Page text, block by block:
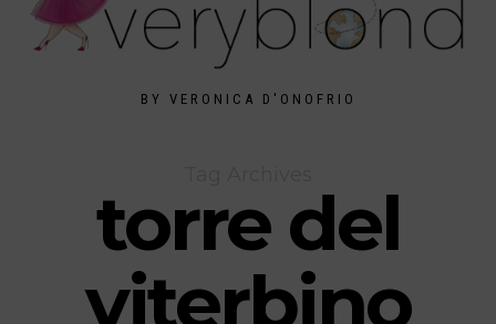
BY VERONICA D'ONOFRIO
torre del
viterbino